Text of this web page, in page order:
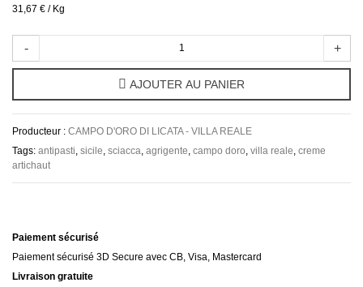
31,67 € / Kg
- +
AJOUTER AU PANIER
Producteur : CAMPO D'ORO DI LICATA - VILLA REALE
Tags: antipasti sicile sciacca agrigente campo doro villa reale creme
artichaut
Paiement sécurisé
Paiement sécurisé 3D Secure avec CB, Visa, Mastercard
Livraison gratuite